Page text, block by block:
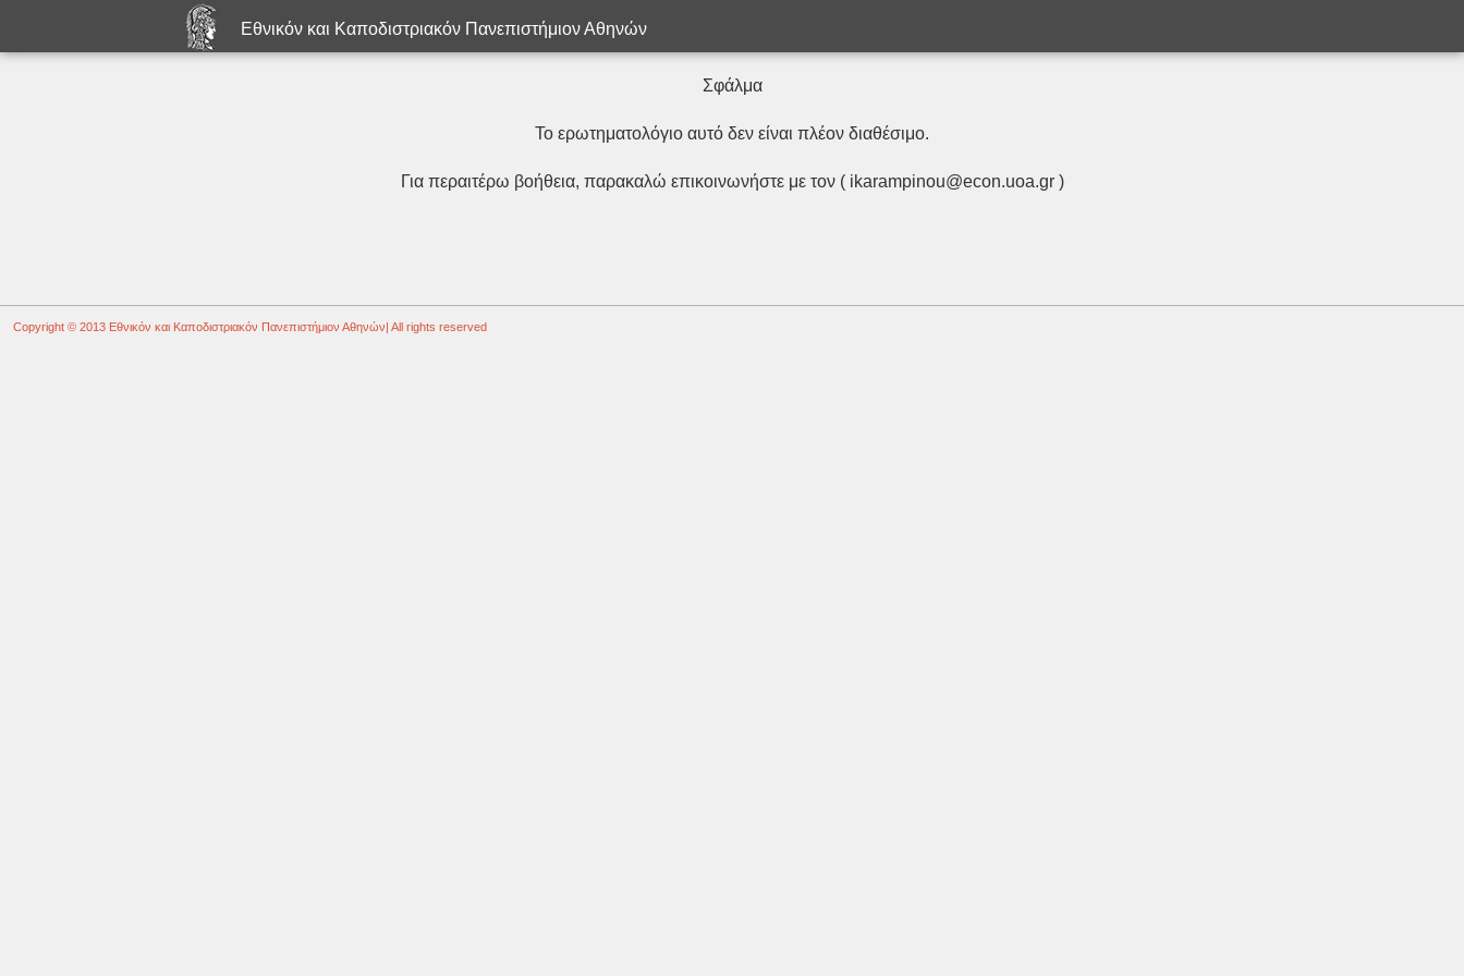
Εθνικόν και Καποδιστριακόν Πανεπιστήμιον Αθηνών
Σφάλμα
Το ερωτηματολόγιο αυτό δεν είναι πλέον διαθέσιμο.
Για περαιτέρω βοήθεια, παρακαλώ επικοινωνήστε με τον ( ikarampinou@econ.uoa.gr )
Copyright © 2013 Εθνικόν και Καποδιστριακόν Πανεπιστήμιον Αθηνών| All rights reserved